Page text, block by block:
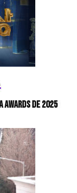
Awards de 2025